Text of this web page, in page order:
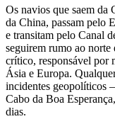
Os navios que saem da
da China, passam pelo
e transitam pelo Canal
seguirem rumo ao
crítico, responsável por
Ásia e Europa.
incidentes geopolíticos
Cabo da Boa
dias.